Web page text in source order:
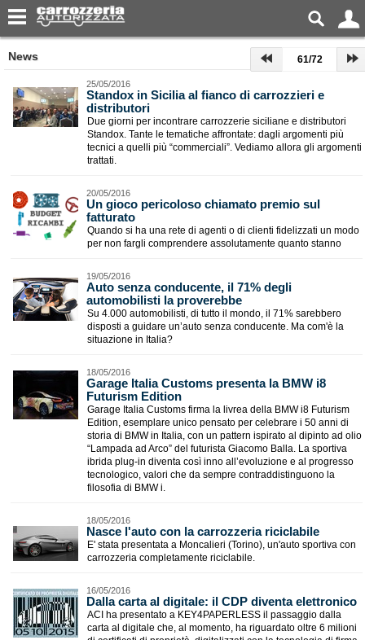
61/72
News
25/05/2016
Standox in Sicilia al fianco di carrozzieri e
distributori
Due giorni per incontrare carrozzerie siciliane e distributori
Standox. Tante le tematiche affrontate: dagli argomenti più
tecnici a quelli più “commerciali”. Vediamo allora gli argomenti
trattati.
20/05/2016
Un gioco pericoloso chiamato premio sul
fatturato
Quando si ha una rete di agenti o di clienti fidelizzati un modo
per non fargli comprendere assolutamente quanto stanno
19/05/2016
Auto senza conducente, il 71% degli
automobilisti la proverebbe
Su 4.000 automobilisti, di tutto il mondo, il 71% sarebbero
disposti a guidare un’auto senza conducente. Ma com'è la
situazione in Italia?
18/05/2016
Garage Italia Customs presenta la BMW i8
Futurism Edition
Garage Italia Customs firma la livrea della BMW i8 Futurism
Edition, esemplare unico pensato per celebrare i 50 anni di
storia di BMW in Italia, con un pattern ispirato al dipinto ad olio
“Lampada ad Arco” del futurista Giacomo Balla. La sportiva
ibrida plug-in diventa così inno all’evoluzione e al progresso
tecnologico, valori che da sempre contraddistinguono la
filosofia di BMW i.
18/05/2016
Nasce l'auto con la carrozzeria riciclabile
E' stata presentata a Moncalieri (Torino), un'auto sportiva con
carrozzeria completamente riciclabile.
16/05/2016
Dalla carta al digitale: il CDP diventa elettronico
ACI ha presentato a KEY4PAPERLESS il passaggio dalla
carta al digitale che, al momento, ha riguardato oltre 6 milioni